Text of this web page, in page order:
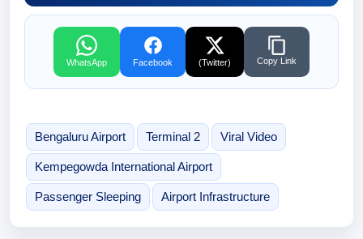
WhatsApp Facebook (Twitter) Copy Link
Bengaluru Airport Terminal 2 Viral Video
Kempegowda International Airport
Passenger Sleeping Airport Infrastructure